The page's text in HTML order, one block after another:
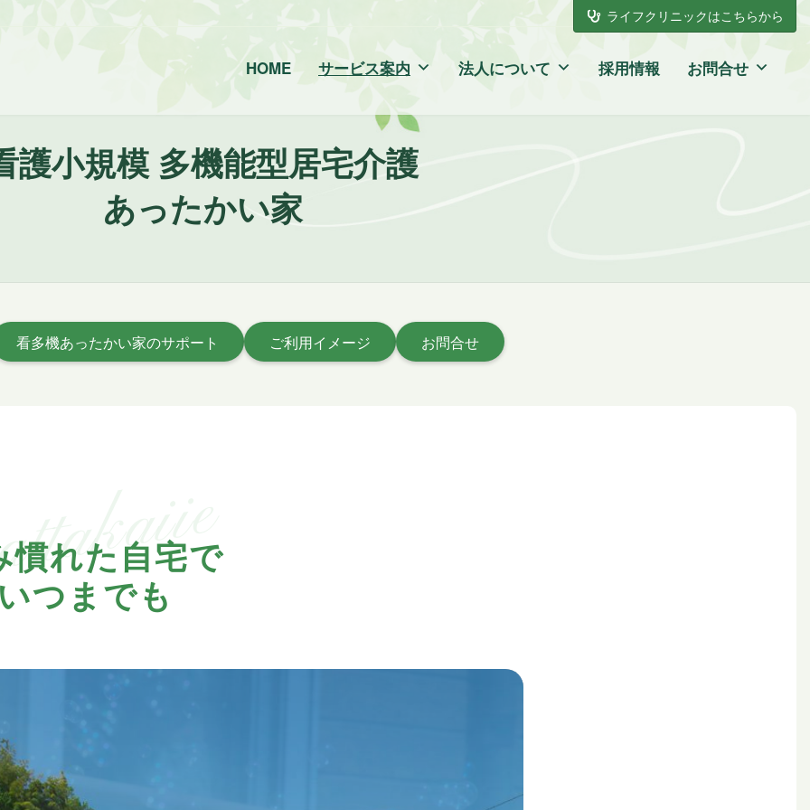
ライフクリニックはこちらから
HOME サービス案内 法人について 採用情報 お問合せ
護小規模 多機能型居宅介護
あったかい家
看多機あったかい家のサポート ご利用イメージ お問合せ
慣れた自宅で
つまでも